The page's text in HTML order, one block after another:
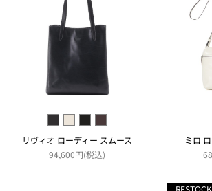
リヴィオ ローディー スムース
94,600円(税込)
ミロ
RESTOCK